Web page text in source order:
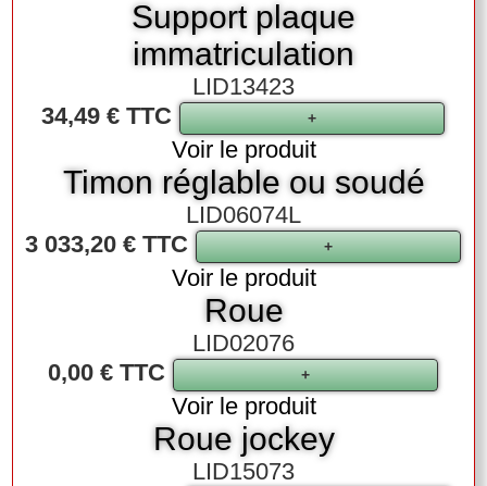
Support plaque
immatriculation
LID13423
34,49 € TTC
Voir le produit
Timon réglable ou soudé
LID06074L
3 033,20 € TTC
Voir le produit
Roue
LID02076
0,00 € TTC
Voir le produit
Roue jockey
LID15073